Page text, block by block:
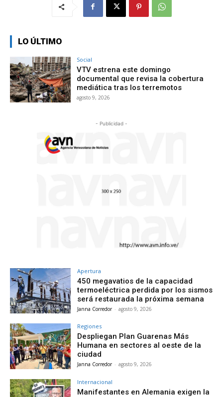
LO ÚLTIMO
Social
VTV estrena este domingo
documental que revisa la cobertura
mediática tras los terremotos
agosto 9, 2026
- Publicidad -
Apertura
450 megavatios de la capacidad
termoeléctrica perdida por los sismos
será restaurada la próxima semana
Janna Corredor - agosto 9, 2026
Regiones
Despliegan Plan Guarenas Más
Humana en sectores al oeste de la
ciudad
Janna Corredor - agosto 9, 2026
Internacional
Manifestantes en Alemania exigen la